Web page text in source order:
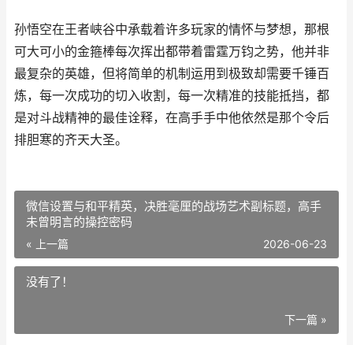
孙悟空在王者峡谷中承载着许多玩家的情怀与梦想，那根
可大可小的金箍棒每次挥出都带着雷霆万钧之势，他并非
最复杂的英雄，但将简单的机制运用到极致却需要千锤百
炼，每一次成功的切入收割，每一次精准的技能抵挡，都
是对斗战精神的最佳诠释，在高手手中他依然是那个令后
排胆寒的齐天大圣。
微信设置与和平精英，决胜毫厘的战场艺术副标题，高手
未曾明言的操控密码
« 上一篇 2026-06-23
没有了！
下一篇 »